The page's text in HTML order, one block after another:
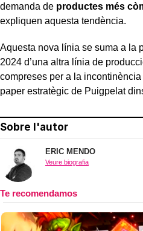
demanda de productes més
expliquen aquesta tendència.
Aquesta nova línia se suma a la
2024 d’una altra línia de
compreses per a la
paper estratègic de Puigpelat
Sobre l'autor
ERIC MENDO
Veure biografia